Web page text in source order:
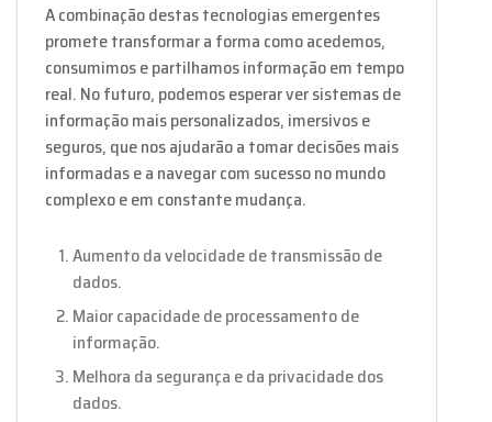
A combinação destas tecnologias emergentes
promete transformar a forma como acedemos,
consumimos e partilhamos informação em tempo
real. No futuro, podemos esperar ver sistemas de
informação mais personalizados, imersivos e
seguros, que nos ajudarão a tomar decisões mais
informadas e a navegar com sucesso no mundo
complexo e em constante mudança.
Aumento da velocidade de transmissão de
dados.
Maior capacidade de processamento de
informação.
Melhora da segurança e da privacidade dos
dados.